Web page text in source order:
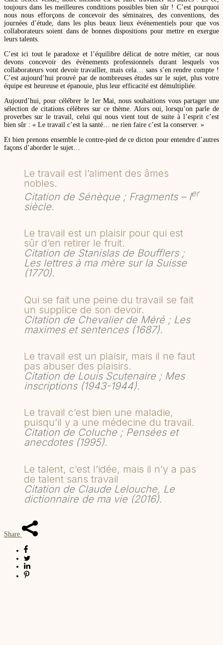
toujours dans les meilleures conditions possibles bien sûr ! C’est pourquoi
nous nous efforçons de concevoir des séminaires, des conventions, des
journées d’étude, dans les plus beaux lieux événementiels pour que vos
collaborateurs soient dans de bonnes dispositions pour mettre en exergue
leurs talents.
C’est ici tout le paradoxe et l’équilibre délicat de notre métier, car nous
devons concevoir des évènements professionnels durant lesquels vos
collaborateurs vont devoir travailler, mais cela… sans s’en rendre compte !
C’est aujourd’hui prouvé par de nombreuses études sur le sujet, plus votre
équipe est heureuse et épanouie, plus leur efficacité est démultipliée.
Aujourd’hui, pour célébrer le 1er Mai, nous souhaitions vous partager une
sélection de citations célèbres sur ce thème. Alors oui, lorsqu’on parle de
proverbes sur le travail, celui qui nous vient tout de suite à l’esprit c’est
bien sûr : « Le travail c’est la santé… ne rien faire c’est la conserver. »
Et bien prenons ensemble le contre-pied de ce dicton pour entendre d’autres
façons d’aborder le sujet…
Le travail est l’aliment des âmes
nobles.
Citation de Sénèque ; Fragments – Ier
siècle.
Le travail est un plaisir pour qui est
sûr d’en retirer le fruit.
Citation de Stanislas de Boufflers ;
Les lettres à ma mère sur la Suisse
(1770).
Qui se fait une peine du travail se fait
un supplice de son devoir.
Citation de Chevalier de Méré ; Les
maximes et sentences (1687).
Le travail est un plaisir, mais il ne faut
pas abuser des plaisirs.
Citation de Louis Scutenaire ; Mes
inscriptions (1943-1944).
Le travail c’est bien une maladie,
puisqu’il y a une médecine du travail.
Citation de Coluche ; Pensées et
anecdotes (1995).
Le talent, c’est l’idée, mais il n’y a pas
de talent sans travail
Citation de Claude Lelouche, Le
dictionnaire de ma vie (2016).
Share